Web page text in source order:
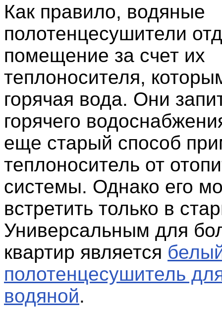
Как правило, водяные
полотенцесушители
помещение за счет их
теплоносителя,
горячая вода. Они
горячего
еще старый способ
теплоноситель от
системы. Однако его
встретить только в
Универсальным для
квартир является
полотенцесушитель
водяной.